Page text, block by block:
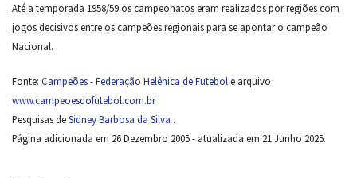
Até a temporada 1958/59 os campeonatos eram realizados por regiões com
jogos decisivos entre os campeões regionais para se apontar o campeão
Nacional.
Fonte: Campeões - Federação Helênica de Futebol e arquivo
www.campeoesdofutebol.com.br.
Pesquisas deSidney Barbosa da Silva .
Página adicionada em 26 Dezembro 2005 - atualizada em 21 Junho 2025.